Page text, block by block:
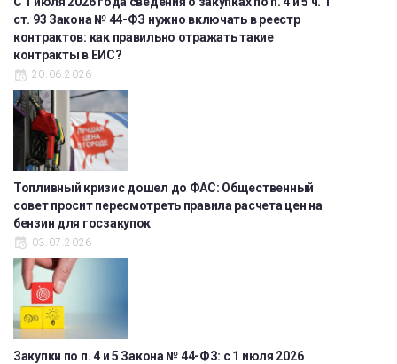
ст. 93 Закона № 44-ФЗ нужно включать в реестр
контрактов: как правильно отражать такие
контракты в ЕИС?
20.06.2026
Топливный кризис дошел до ФАС: Общественный
совет просит пересмотреть правила расчета цен на
бензин для госзакупок
03.07.2026
Закупки по п. 4 и 5 Закона № 44-ФЗ: с 1 июля 2026